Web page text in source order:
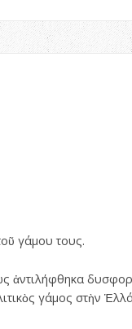
γάμου τους.
ἀντιλήφθηκα
γάμος στὴν